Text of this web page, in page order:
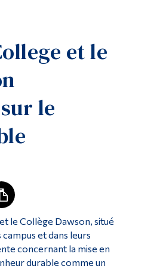
et le
le
le Collège Dawson, situé
et dans leurs
concernant la mise en
durable comme un
administratif